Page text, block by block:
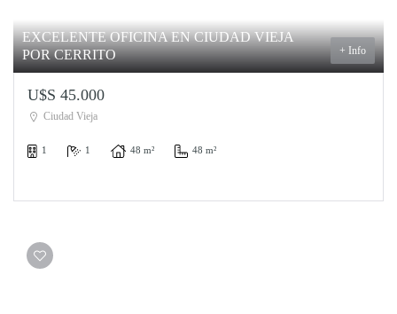
EXCELENTE OFICINA EN CIUDAD VIEJA
POR CERRITO
+ Info
U$S 45.000
Ciudad Vieja
1 1 48 m² 48 m²